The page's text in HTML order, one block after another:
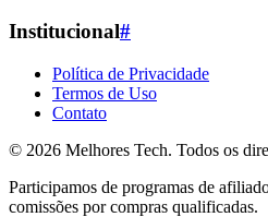
Institucional#
Política de Privacidade
Termos de Uso
Contato
© 2026 Melhores Tech. Todos os
Participamos de programas de
comissões por compras qualificadas.